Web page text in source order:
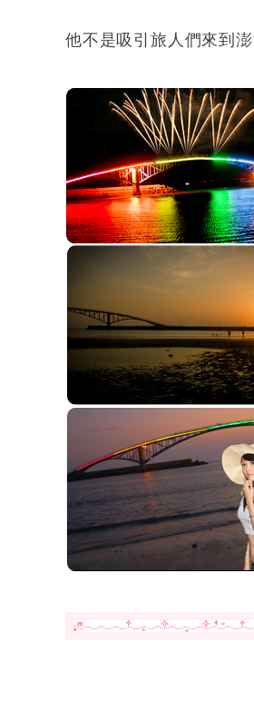
他不是吸引旅人們來到